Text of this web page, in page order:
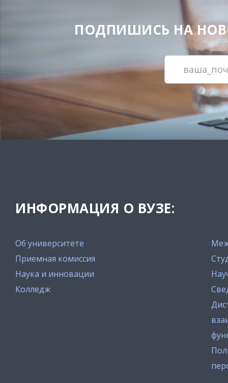
ПОДПИШИСЬ НА
ИНФОРМАЦИЯ О ВУЗЕ:
Об университете
Приемная комиссия
Наука и инновации
Колледж